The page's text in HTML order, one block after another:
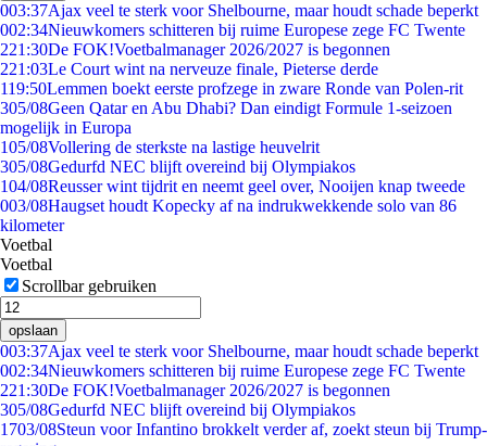
003:37Ajax veel te sterk voor Shelbourne, maar houdt schade beperkt
002:34Nieuwkomers schitteren bij ruime Europese zege FC Twente
221:30De FOK!Voetbalmanager 2026/2027 is begonnen
221:03Le Court wint na nerveuze finale, Pieterse derde
119:50Lemmen boekt eerste profzege in zware Ronde van Polen-rit
305/08Geen Qatar en Abu Dhabi? Dan eindigt Formule 1-seizoen
mogelijk in Europa
105/08Vollering de sterkste na lastige heuvelrit
305/08Gedurfd NEC blijft overeind bij Olympiakos
104/08Reusser wint tijdrit en neemt geel over, Nooijen knap tweede
003/08Haugset houdt Kopecky af na indrukwekkende solo van 86
kilometer
Voetbal
Voetbal
Scrollbar gebruiken
opslaan
003:37Ajax veel te sterk voor Shelbourne, maar houdt schade beperkt
002:34Nieuwkomers schitteren bij ruime Europese zege FC Twente
221:30De FOK!Voetbalmanager 2026/2027 is begonnen
305/08Gedurfd NEC blijft overeind bij Olympiakos
1703/08Steun voor Infantino brokkelt verder af, zoekt steun bij Trump-